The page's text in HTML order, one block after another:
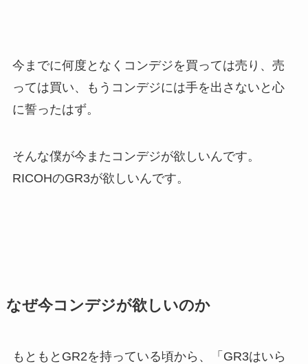
今までに何度となくコンデジを買っては売り、売
っては買い、もうコンデジには手を出さないと心
に誓ったはず。
そんな僕が今またコンデジが欲しいんです。
RICOHのGR3が欲しいんです。
なぜ今コンデジが欲しいのか
もともとGR2を持っている頃から、「GR3はいら